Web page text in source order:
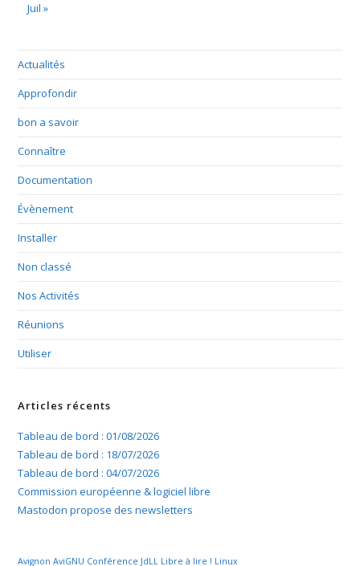
Juil »
Actualités
Approfondir
bon a savoir
Connaître
Documentation
Évènement
Installer
Non classé
Nos Activités
Réunions
Utiliser
Articles récents
Tableau de bord : 01/08/2026
Tableau de bord : 18/07/2026
Tableau de bord : 04/07/2026
Commission européenne & logiciel libre
Mastodon propose des newsletters
Avignon AviGNU Conférence JdLL Libre à lire ! Linux